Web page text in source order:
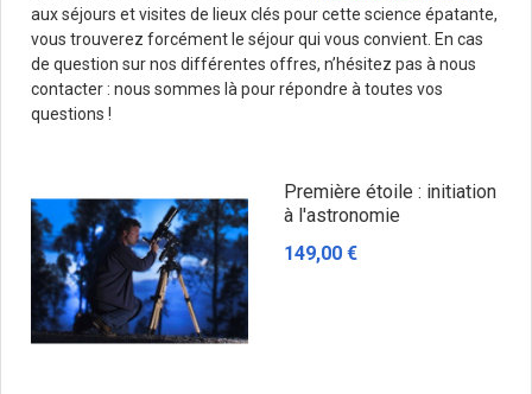
aux séjours et visites de lieux clés pour cette science épatante,
vous trouverez forcément le séjour qui vous convient. En cas
de question sur nos différentes offres, n’hésitez pas à nous
contacter : nous sommes là pour répondre à toutes vos
questions !
Première étoile : initiation
à l'astronomie
149,00 €